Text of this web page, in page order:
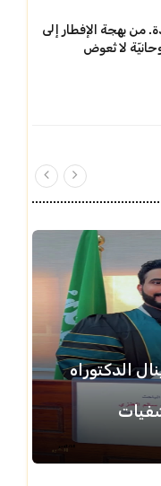
من بهجة الإفطار إلى
لا تُعوض
الدكتوراه